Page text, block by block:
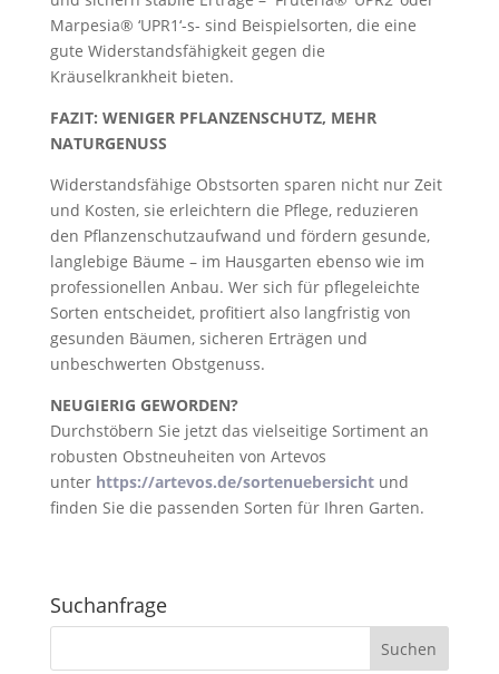
Marpesia® ‘UPR1‘-s- sind Beispielsorten, die eine
gute Widerstandsfähigkeit gegen die
Kräuselkrankheit bieten.
FAZIT: WENIGER PFLANZENSCHUTZ, MEHR
NATURGENUSS
Widerstandsfähige Obstsorten sparen nicht nur Zeit
und Kosten, sie erleichtern die Pflege, reduzieren
den Pflanzenschutzaufwand und fördern gesunde,
langlebige Bäume – im Hausgarten ebenso wie im
professionellen Anbau. Wer sich für pflegeleichte
Sorten entscheidet, profitiert also langfristig von
gesunden Bäumen, sicheren Erträgen und
unbeschwerten Obstgenuss.
NEUGIERIG GEWORDEN?
Durchstöbern Sie jetzt das vielseitige Sortiment an
robusten Obstneuheiten von Artevos
unter https://artevos.de/sortenuebersichtund
finden Sie die passenden Sorten für Ihren Garten.
Suchanfrage